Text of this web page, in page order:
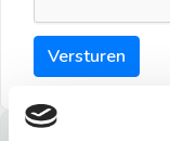
Versturen